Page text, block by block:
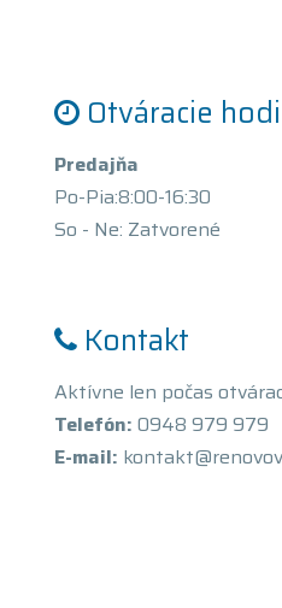
Otváracie
Predajňa
Po-Pia:8:00-16:30
So - Ne: Zatvorené
Kontakt
Aktívne len počas
Telefón: 0948 979 979
E-mail: